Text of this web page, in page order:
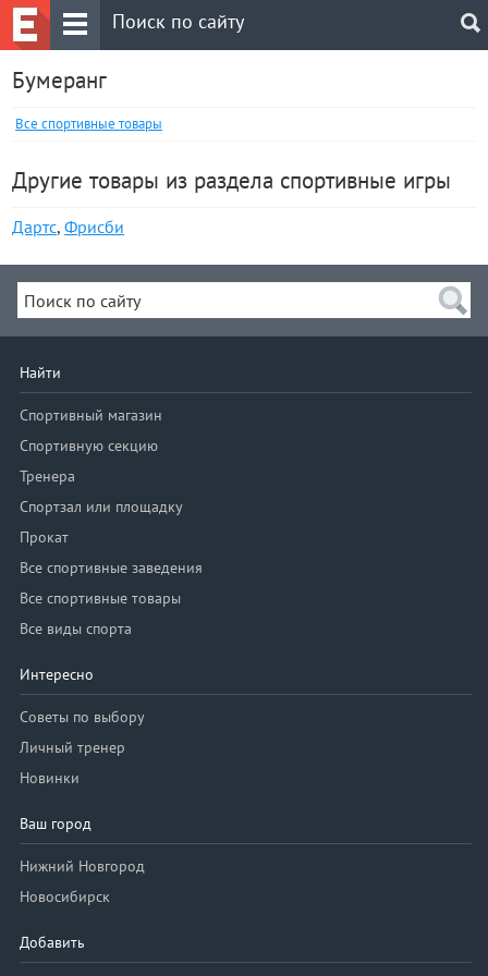
Бумеранг
Все спортивные товары
Другие товары из раздела спортивные игры
Дартс, Фрисби
Найти
Спортивный магазин
Спортивную секцию
Тренера
Спортзал или площадку
Прокат
Все спортивные заведения
Все спортивные товары
Все виды спорта
Интересно
Советы по выбору
Личный тренер
Новинки
Ваш город
Нижний Новгород
Новосибирск
Добавить